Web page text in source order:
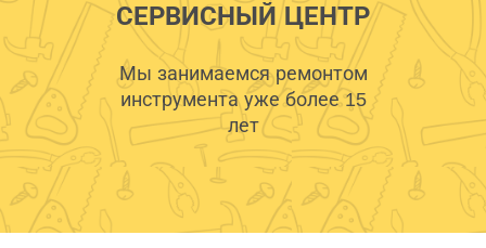
СЕРВИСНЫЙ ЦЕНТР
Мы занимаемся ремонтом
инструмента уже более 15
лет